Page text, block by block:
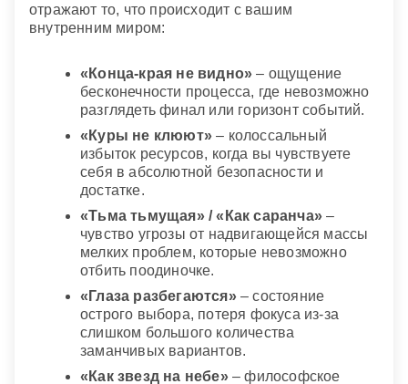
отражают то, что происходит с вашим
внутренним миром:
«Конца-края не видно» – ощущение
бесконечности процесса, где невозможно
разглядеть финал или горизонт событий.
«Куры не клюют» – колоссальный
избыток ресурсов, когда вы чувствуете
себя в абсолютной безопасности и
достатке.
«Тьма тьмущая» / «Как саранча» –
чувство угрозы от надвигающейся массы
мелких проблем, которые невозможно
отбить поодиночке.
«Глаза разбегаются»– состояние
острого выбора, потеря фокуса из-за
слишком большого количества
заманчивых вариантов.
«Как звезд на небе»– философское